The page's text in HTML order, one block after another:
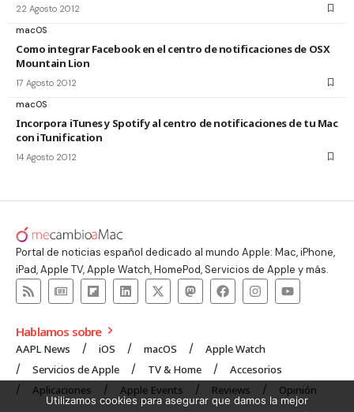
22 Agosto 2012
macOS
Como integrar Facebook en el centro de notificaciones de OSX
Mountain Lion
17 Agosto 2012
macOS
Incorpora iTunes y Spotify al centro de notificaciones de tu Mac
con iTunification
14 Agosto 2012
Portal de noticias español dedicado al mundo Apple: Mac, iPhone,
iPad, Apple TV, Apple Watch, HomePod, Servicios de Apple y más.
Hablamos sobre
AAPL News iOS macOS
Apple Watch
Servicios de Apple
TV & Home
Accesorios
Aplicaciones
Apple Events Reviews Opinión
Utilizamos cookies para asegurar que damos la mejor